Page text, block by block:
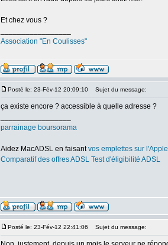
Et chez vous ?
Association "En Coulisses"
Posté le: 23-Fév-12 20:09:10 Sujet du message:
ça existe encore ? accessible à quelle adresse ?
parrainage boursorama
Aidez MacADSL en faisantvos emplettes sur
Comparatif des offres ADSL Test d'éligibilité ADSL
Posté le: 23-Fév-12 22:41:06 Sujet du message: